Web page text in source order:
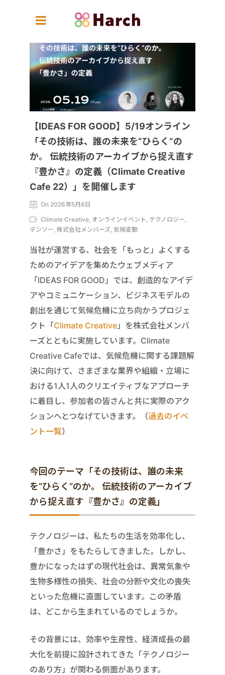
【IDEAS FOR GOOD】5/19オンライン
「その技術は、誰の未来を“ひらく”の
か。 伝統技術のアーカイブから捉え直す
『豊かさ』の定義（Climate Creative
Cafe 22）」を開催します
On 2026年5月8日
Climate Creative, オンラインイベント, テクノロジー,
デンソー, 株式会社メンバーズ, 気候変動
当社が運営する、社会を「もっと」よくする
ためのアイデアを集めたウェブメディア
「IDEAS FOR GOOD」では、創造的なアイデ
アやコミュニケーション、ビジネスモデルの
創出を通じて気候危機に立ち向かうプロジェ
クト「Climate Creative」を株式会社メンバ
ーズとともに実施しています。Climate
Creative Cafeでは、気候危機に関する課題解
決に向けて、さまざまな業界や組織・立場に
おける1人1人のクリエイティブなアプローチ
に着目し、参加者の皆さんと共に実際のアク
ションへとつなげていきます。（過去のイベ
ント一覧）
今回のテーマ「その技術は、誰の未来
を“ひらく”のか。 伝統技術のアーカイブ
から捉え直す『豊かさ』の定義」
テクノロジーは、私たちの生活を効率化し、
「豊かさ」をもたらしてきました。しかし、
豊かになったはずの現代社会は、異常気象や
生物多様性の損失、社会の分断や文化の喪失
といった危機に直面しています。この矛盾
は、どこから生まれているのでしょうか。
その背景には、効率や生産性、経済成長の最
大化を前提に設計されてきた「テクノロジー
のあり方」が関わる側面があります。